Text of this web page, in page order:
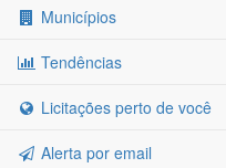
Municípios
Tendências
Licitações perto de você
Alerta por email